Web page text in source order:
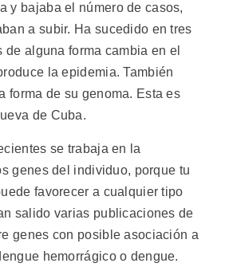
y bajaba el número de casos,
a subir. Ha sucedido en tres
alguna forma cambia en el
la epidemia. También
forma de su genoma. Esta es
de Cuba.
se trabaja en la
genes del individuo, porque tu
favorecer a cualquier tipo
salido varias publicaciones de
genes con posible asociación a
hemorrágico o dengue.